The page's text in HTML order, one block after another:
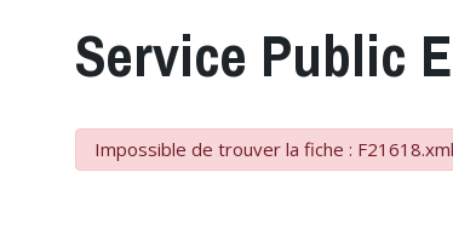
Service Public
Impossible de trouver la fiche : F21618.xml